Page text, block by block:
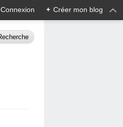
Connexion + Créer mon blog